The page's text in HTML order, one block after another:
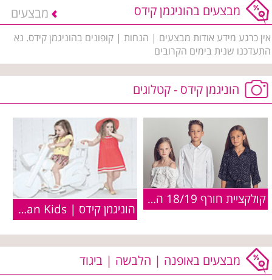
מבצעים בהוניגמן קידס מבצעים
אין כרגע מידע אודות מבצעים | הנחות | קופונים בהוניגמן קידס. נא
התעדכנו שנית בימים הקרובים
הוניגמן קידס - קטלוגים
קולקציית חורף 18/19 הוניגמן קידס
הוניגמן קידס | Honigman Kids :: קולקציית קיץ 2009
מבצעים באופנה | הלבשה | ביגוד